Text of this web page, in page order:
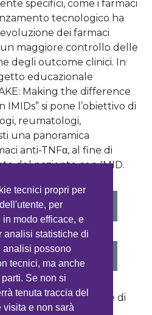
tecnici propri per
per
modo efficace, e
analisi statistiche di
analisi possono
tecnici, ma anche
Se non si
tenuta traccia del
visita e non sarà
specifici, come i farmaci
tecnologico ha
dei farmaci
maggiore controllo delle
degli outcome clinici. In
educazionale
Making the difference
si pone l’obiettivo di
reumatologi,
una panoramica
anti-TNFα, al fine di
del paziente con IMID.
PROGRAMMA
non condizionante di